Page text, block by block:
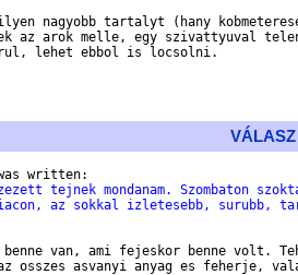
nagyobb tartalyt (hany
az arok melle, egy szivattyuval
lehet ebbol is locsolni.
VÁLASZ
tejnek mondanam. Szombaton
az sokkal izletesebb, surubb,
benne van, ami fejeskor benne volt.
osszes asvanyi anyag es feherje,